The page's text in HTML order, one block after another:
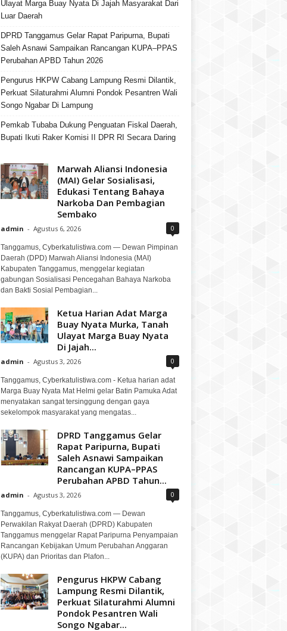
Ulayat Marga Buay Nyata Di Jajah Masyarakat Dari
Luar Daerah
DPRD Tanggamus Gelar Rapat Paripurna, Bupati
Saleh Asnawi Sampaikan Rancangan KUPA–PPAS
Perubahan APBD Tahun 2026
Pengurus HKPW Cabang Lampung Resmi Dilantik,
Perkuat Silaturahmi Alumni Pondok Pesantren Wali
Songo Ngabar Di Lampung
Pemkab Tubaba Dukung Penguatan Fiskal Daerah,
Bupati Ikuti Raker Komisi II DPR RI Secara Daring
Marwah Aliansi Indonesia
(MAI) Gelar Sosialisasi,
Edukasi Tentang Bahaya
Narkoba Dan Pembagian
Sembako
admin - Agustus 6, 2026 0
Tanggamus, Cyberkatulistiwa.com — Dewan Pimpinan
Daerah (DPD) Marwah Aliansi Indonesia (MAI)
Kabupaten Tanggamus, menggelar kegiatan
gabungan Sosialisasi Pencegahan Bahaya Narkoba
dan Bakti Sosial Pembagian...
Ketua Harian Adat Marga
Buay Nyata Murka, Tanah
Ulayat Marga Buay Nyata
Di Jajah...
admin - Agustus 3, 2026 0
Tanggamus, Cyberkatulistiwa.com - Ketua harian adat
Marga Buay Nyata Mat Helmi gelar Batin Pamuka Adat
menyatakan sangat tersinggung dengan gaya
sekelompok masyarakat yang mengatas...
DPRD Tanggamus Gelar
Rapat Paripurna, Bupati
Saleh Asnawi Sampaikan
Rancangan KUPA–PPAS
Perubahan APBD Tahun...
admin - Agustus 3, 2026 0
Tanggamus, Cyberkatulistiwa.com — Dewan
Perwakilan Rakyat Daerah (DPRD) Kabupaten
Tanggamus menggelar Rapat Paripurna Penyampaian
Rancangan Kebijakan Umum Perubahan Anggaran
(KUPA) dan Prioritas dan Plafon...
Pengurus HKPW Cabang
Lampung Resmi Dilantik,
Perkuat Silaturahmi Alumni
Pondok Pesantren Wali
Songo Ngabar...